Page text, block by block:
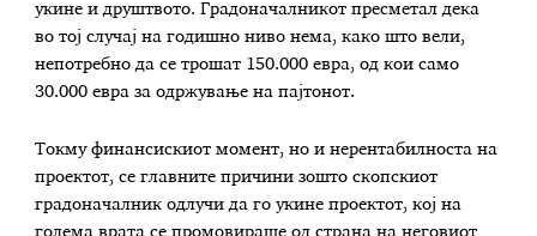
укине и друштвото. Градоначалникот пресметал дека
во тој случај на годишно ниво нема, како што вели,
непотребно да се трошат 150.000 евра, од кои само
30.000 евра за одржување на пајтонот.
Токму финансискиот момент, но и нерентабилноста на
проектот, се главните причини зошто скопскиот
градоначалник одлучи да го укине проектот, кој на
голема врата се промовираше од страна на неговиот